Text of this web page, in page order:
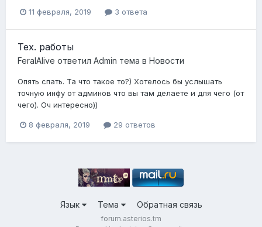
11 февраля, 2019 3 ответа
Тех. работы
FeralAlive ответил Admin тема в Новости
Опять спать. Та что такое то?) Хотелось бы услышать
точную инфу от админов что вы там делаете и для чего (от
чего). Оч интересно))
8 февраля, 2019 29 ответов
Язык Тема Обратная связь
forum.asterios.tm